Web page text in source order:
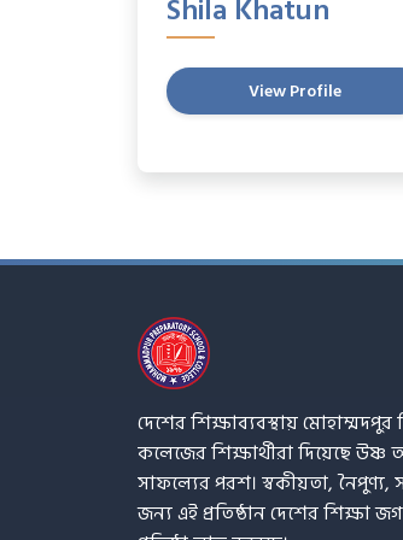
Shila Khatun
View Profile
দেশের শিক্ষাব্যবস্থায় মোহাম্মদপুর
কলেজের শিক্ষার্থীরা দিয়েছে উষ্ণ
সাফল্যের পরশ। স্বকীয়তা,
জন্য এই প্রতিষ্ঠান দেশের শিক্ষা